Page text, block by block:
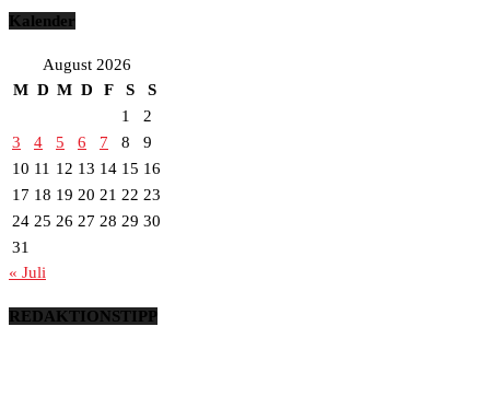
Kalender
August 2026
M D M D F S
S
1
2
3
4 5 6 7 8
9
10 11 12 13 14 15 16
17 18 19 20 21 22 23
24 25 26 27 28 29 30
31
« Juli
REDAKTIONSTIPP